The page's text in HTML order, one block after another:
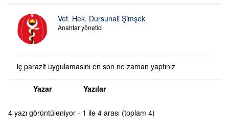
Vet. Hek. Dursunali Şimşek
Anahtar yönetici
iç parazit uygulamasını en son ne zaman yaptınız
Yazar Yazılar
4 yazı görüntüleniyor - 1 ile 4 arası (toplam 4)